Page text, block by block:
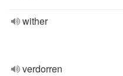
wither
verdorren